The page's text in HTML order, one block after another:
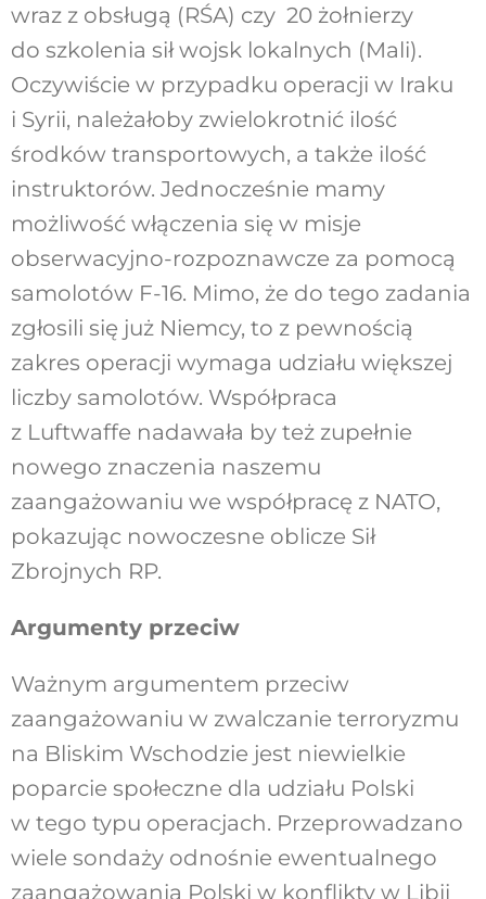
wraz z obsługą (RŚA) czy 20 żołnierzy
do szkolenia sił wojsk lokalnych (Mali).
Oczywiście w przypadku operacji w Iraku
i Syrii, należałoby zwielokrotnić ilość
środków transportowych, a także ilość
instruktorów. Jednocześnie mamy
możliwość włączenia się w misje
obserwacyjno-rozpoznawcze za pomocą
samolotów F-16. Mimo, że do tego zadania
zgłosili się już Niemcy, to z pewnością
zakres operacji wymaga udziału większej
liczby samolotów. Współpraca
z Luftwaffe nadawała by też zupełnie
nowego znaczenia naszemu
zaangażowaniu we współpracę z NATO,
pokazując nowoczesne oblicze Sił
Zbrojnych RP.
Argumenty przeciw
Ważnym argumentem przeciw
zaangażowaniu w zwalczanie terroryzmu
na Bliskim Wschodzie jest niewielkie
poparcie społeczne dla udziału Polski
w tego typu operacjach. Przeprowadzano
wiele sondaży odnośnie ewentualnego
zaangażowania Polski w konflikty w Libii